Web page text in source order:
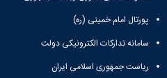
پورتال امام خمینی (ره)
سامانه تدارکات الکترونیکی دولت
ریاست جمهوری اسلامی ایران